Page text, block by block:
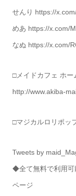
せんり https://
めあ https://x.com/
なぬ https://x.com/
□メイドカフェ ホー
http://www.akiba-
□マジカルロリポッ
Tweets by
◆全て無料で利用可
ページ